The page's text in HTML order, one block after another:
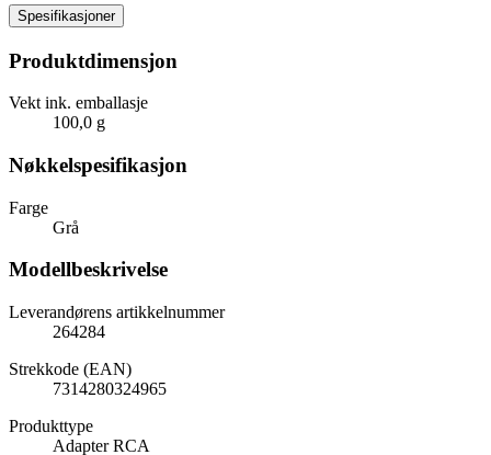
Spesifikasjoner
Produktdimensjon
Vekt ink. emballasje
100,0 g
Nøkkelspesifikasjon
Farge
Grå
Modellbeskrivelse
Leverandørens artikkelnummer
264284
Strekkode (EAN)
7314280324965
Produkttype
Adapter RCA